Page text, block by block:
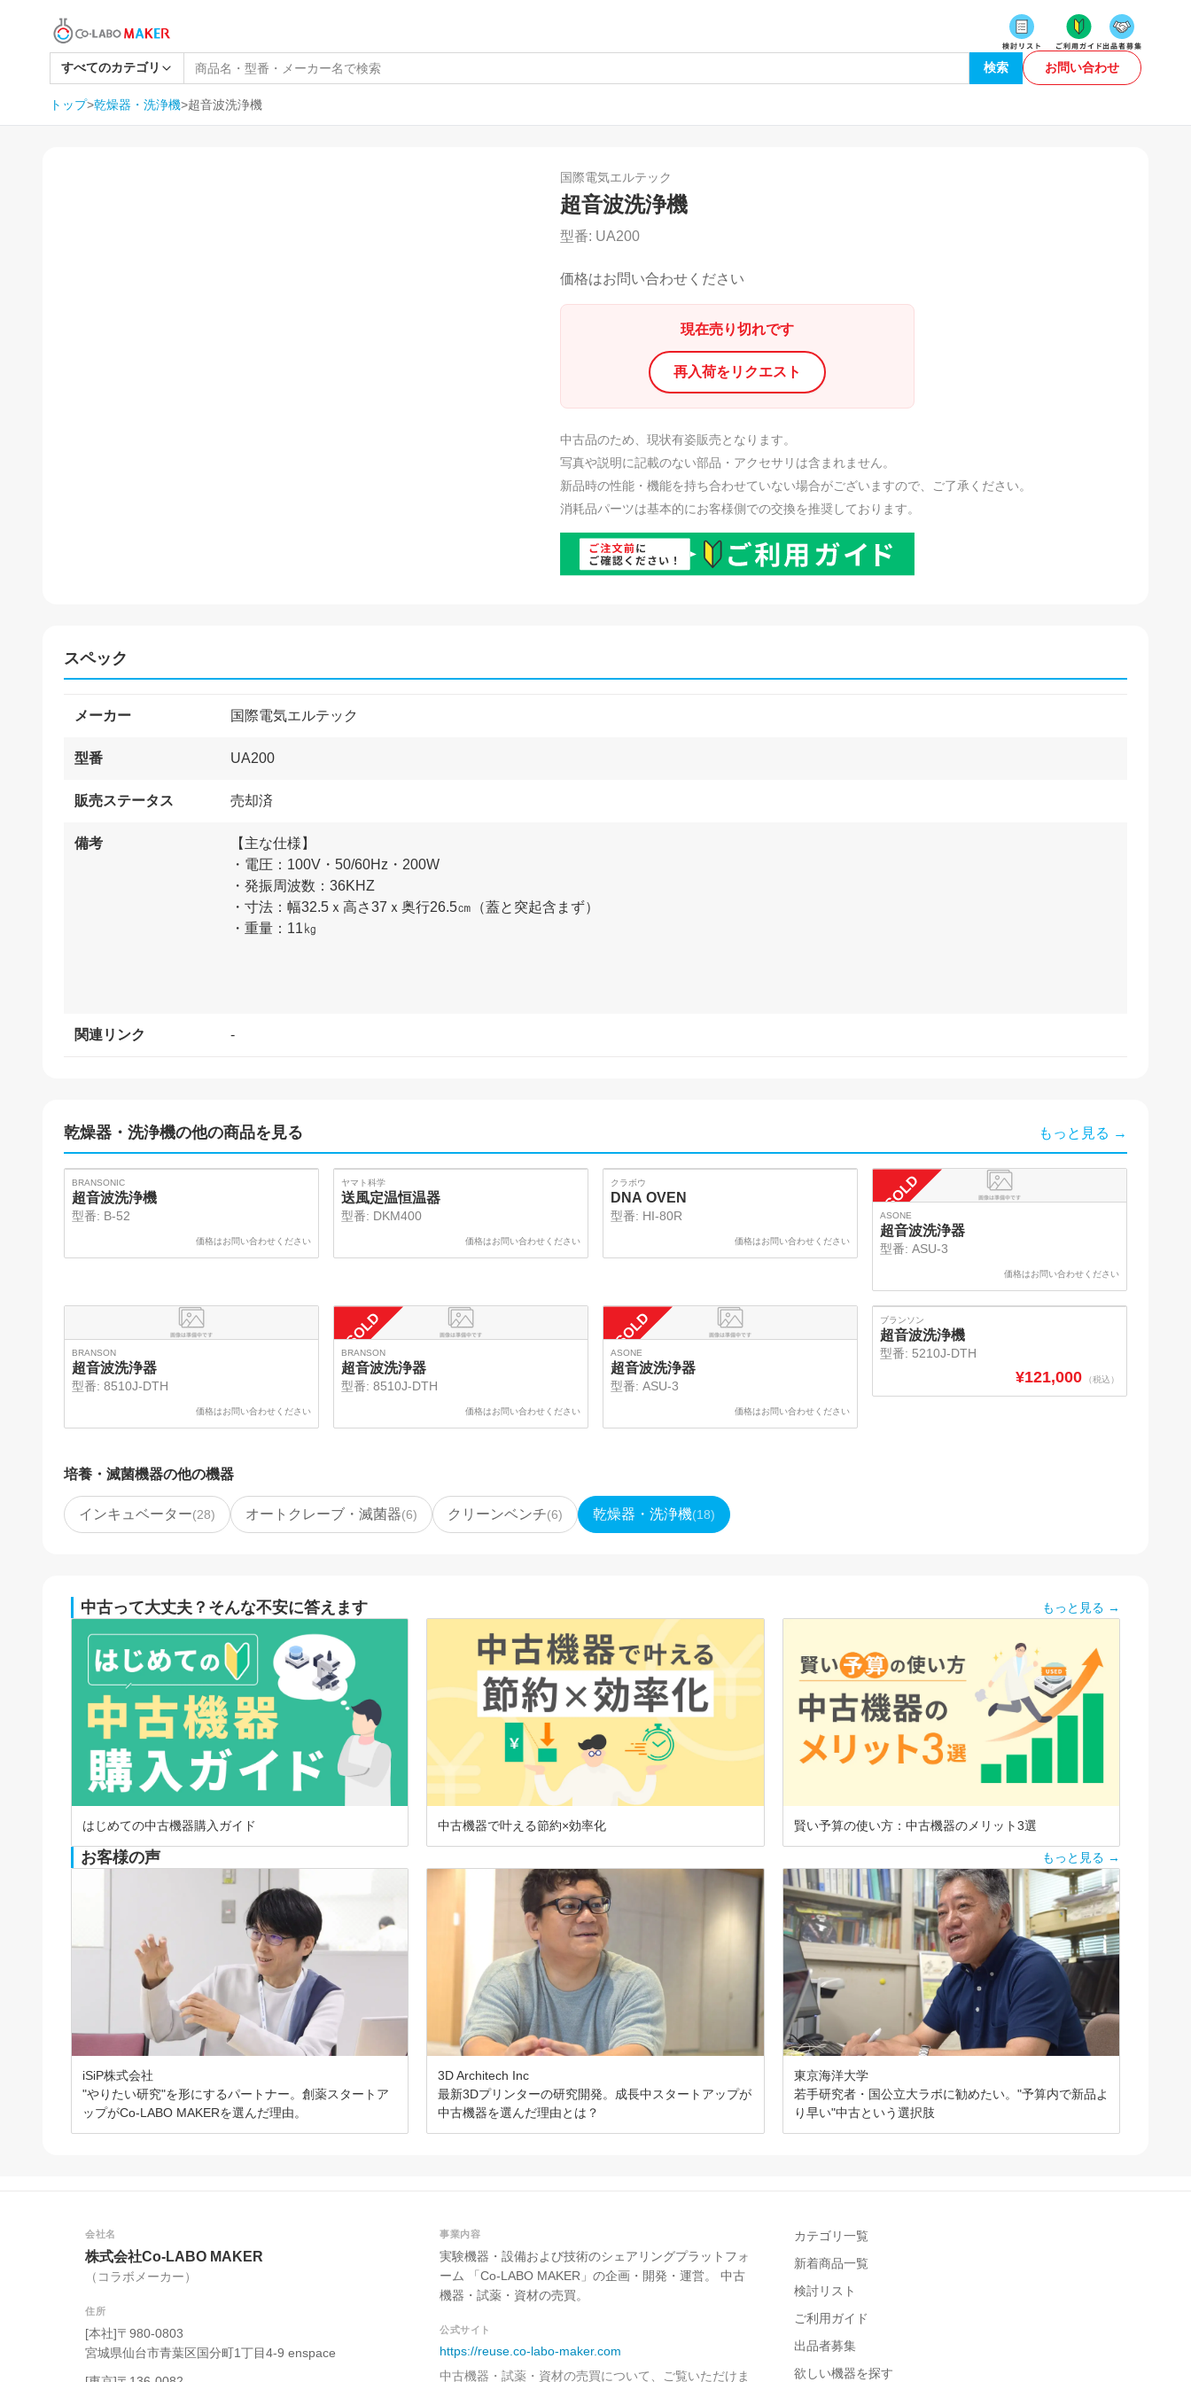
すべてのカテゴリ 検索 お問い合わせ
トップ>乾燥器・洗浄機>超音波洗浄機
国際電気エルテック
超音波洗浄機
型番: UA200
価格はお問い合わせください
現在売り切れです
再入荷をリクエスト
中古品のため、現状有姿販売となります。
写真や説明に記載のない部品・アクセサリは含まれません。
新品時の性能・機能を持ち合わせていない場合がございますので、ご了承ください。
消耗品パーツは基本的にお客様側での交換を推奨しております。
スペック
メーカー 国際電気エルテック
型番 UA200
販売ステータス 売却済
備考
【主な仕様】
・電圧：100V・50/60Hz・200W
・発振周波数：36KHZ
・寸法：幅32.5ｘ高さ37ｘ奥行26.5㎝（蓋と突起含まず）
・重量：11㎏
関連リンク -
乾燥器・洗浄機の他の商品を見る もっと見る →
BRANSONIC
超音波洗浄機
型番: B-52
価格はお問い合わせください
SOLD
ヤマト科学
送風定温恒温器
型番: DKM400
価格はお問い合わせください
クラボウ
DNA OVEN
型番: HI-80R
価格はお問い合わせください
SOLD
ASONE
超音波洗浄器
型番: ASU-3
価格はお問い合わせください
BRANSON
超音波洗浄器
型番: 8510J-DTH
価格はお問い合わせください
SOLD
BRANSON
超音波洗浄器
型番: 8510J-DTH
価格はお問い合わせください
SOLD
ASONE
超音波洗浄器
型番: ASU-3
価格はお問い合わせください
SOLD
ブランソン
超音波洗浄機
型番: 5210J-DTH
¥121,000 （税込）
培養・滅菌機器の他の機器
インキュベーター(28) オートクレーブ・滅菌器(6) クリーンベンチ(6) 乾燥器・洗浄機(18)
中古って大丈夫？そんな不安に答えます もっと見る →
はじめての中古機器購入ガイド 中古機器で叶える節約×効率化 賢い予算の使い方：中古機器のメリット3選
お客様の声 もっと見る →
iSiP株式会社
"やりたい研究"を形にするパートナー。創薬スタートア
ップがCo-LABO MAKERを選んだ理由。
3D Architech Inc
最新3Dプリンターの研究開発。成長中スタートアップが
中古機器を選んだ理由とは？
東京海洋大学
若手研究者・国公立大ラボに勧めたい。"予算内で新品よ
り早い"中古という選択肢
会社名
株式会社Co-LABO MAKER
（コラボメーカー）
住所
[本社]〒980-0803
宮城県仙台市青葉区国分町1丁目4-9 enspace
事業内容
実験機器・設備および技術のシェアリングプラットフォ
ーム 「Co-LABO MAKER」の企画・開発・運営。 中古
機器・試薬・資材の売買。
公式サイト
https://reuse.co-labo-maker.com
中古機器・試薬・資材の売買について、ご覧いただけま
カテゴリ一覧
新着商品一覧
検討リスト
ご利用ガイド
出品者募集
欲しい機器を探す